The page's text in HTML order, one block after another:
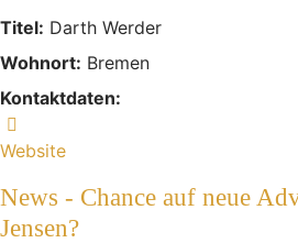
Titel: Darth Werder
Wohnort: Bremen
Kontaktdaten:
Website
News - Chance auf neue
Jensen?